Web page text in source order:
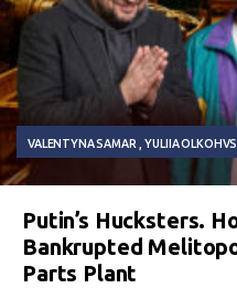
VALENTYNA SAMAR YULIIA
Putin’s Hucksters.
Bankrupted
Parts Plant